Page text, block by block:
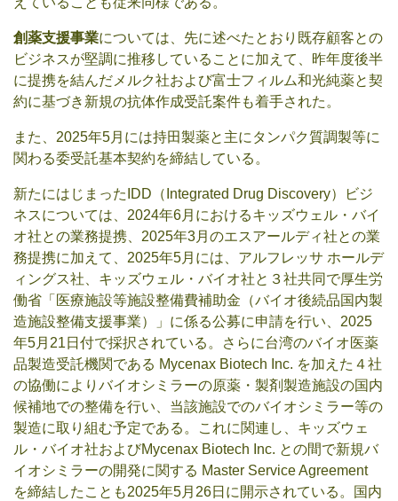
創薬支援事業については、先に述べたとおり既存顧客との
ビジネスが堅調に推移していることに加えて、昨年度後半
に提携を結んだメルク社および富士フィルム和光純薬と契
約に基づき新規の抗体作成受託案件も着手された。
また、2025年5月には持田製薬と主にタンパク質調製等に
関わる委受託基本契約を締結している。
新たにはじまったIDD（Integrated Drug Discovery）ビジ
ネスについては、2024年6月におけるキッズウェル・バイ
オ社との業務提携、2025年3月のエスアールディ社との業
務提携に加えて、2025年5月には、アルフレッサ ホールデ
ィングス社、キッズウェル・バイオ社と３社共同で厚生労
働省「医療施設等施設整備費補助金（バイオ後続品国内製
造施設整備支援事業）」に係る公募に申請を行い、2025
年5月21日付で採択されている。さらに台湾のバイオ医薬
品製造受託機関である Mycenax Biotech Inc. を加えた４社
の協働によりバイオシミラーの原薬・製剤製造施設の国内
候補地での整備を行い、当該施設でのバイオシミラー等の
製造に取り組む予定である。これに関連し、キッズウェ
ル・バイオ社およびMycenax Biotech Inc. との間で新規バ
イオシミラーの開発に関する Master Service Agreement
を締結したことも2025年5月26日に開示されている。国内